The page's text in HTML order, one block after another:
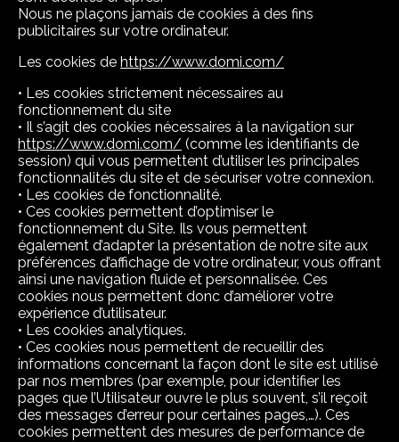
Nous ne plaçons jamais de cookies à des fins
publicitaires sur votre ordinateur.
Les cookies de https://www.domi.com/
• Les cookies strictement nécessaires au
fonctionnement du site
• Il s’agit des cookies nécessaires à la navigation sur
https://www.domi.com/ (comme les identifiants de
session) qui vous permettent d’utiliser les principales
fonctionnalités du site et de sécuriser votre connexion.
• Les cookies de fonctionnalité.
• Ces cookies permettent d’optimiser le
fonctionnement du Site. Ils vous permettent
également d’adapter la présentation de notre site aux
préférences d’affichage de votre ordinateur, vous offrant
ainsi une navigation fluide et personnalisée. Ces
cookies nous permettent donc d’améliorer votre
expérience d’utilisateur.
• Les cookies analytiques.
• Ces cookies nous permettent de recueillir des
informations concernant la façon dont le site est utilisé
par nos membres (par exemple, pour identifier les
pages que l’Utilisateur ouvre le plus souvent, s’il reçoit
des messages d’erreur pour certaines pages,…). Ces
cookies permettent des mesures de performance de